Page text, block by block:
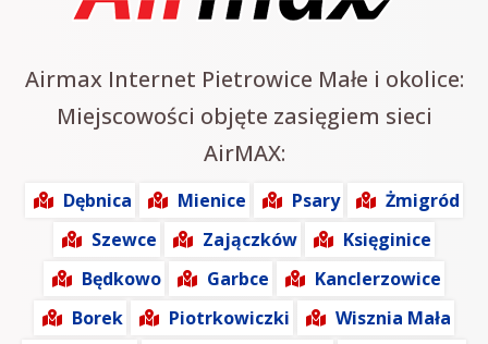
Airmax Internet Pietrowice Małe i okolice:
Miejscowości objęte zasięgiem sieci
AirMAX:
Dębnica Mienice Psary
Żmigród
Szewce
Zajączków
Księginice
Będkowo
Garbce
Kanclerzowice
Borek
Piotrkowiczki
Wisznia Mała